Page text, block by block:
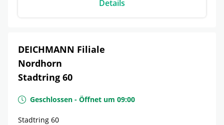
Details
DEICHMANN Filiale
Nordhorn
Stadtring 60
Geschlossen - Öffnet um 09:00
Stadtring 60